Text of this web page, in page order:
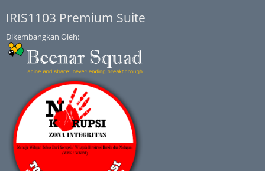
IRIS1103 Premium Suite
Dikembangkan Oleh: